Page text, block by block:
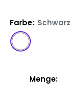
Farbe: Schwarz
Schwarz
Menge: